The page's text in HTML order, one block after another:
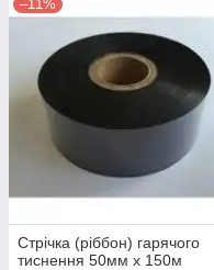
–11%
Стрічка (ріббон) гарячого
тиснення 50мм х 150м